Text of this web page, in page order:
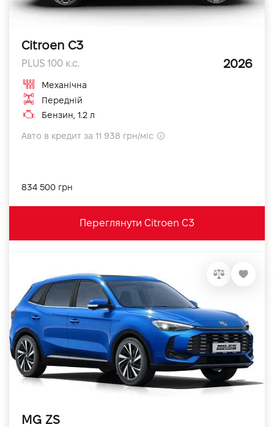
Citroen C3
PLUS 100 к.с. 2026
Механічна
Передній
Бензин, 1.2 л
Авто в кредит за 11 938 грн/міс
834 500 грн
Переглянути Citroen C3
MG ZS